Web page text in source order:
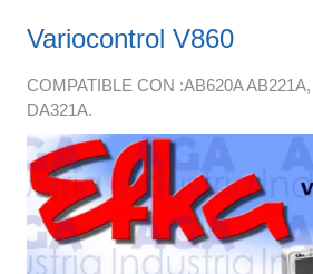
Variocontrol V860
COMPATIBLE CON :AB620A
DA321A.